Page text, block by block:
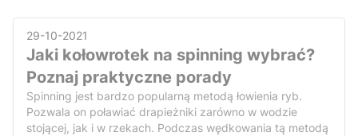
29-10-2021
Jaki kołowrotek na spinning wybrać?
Poznaj praktyczne porady
Spinning jest bardzo popularną metodą łowienia ryb.
Pozwala on poławiać drapieżniki zarówno w wodzie
stojącej, jak i w rzekach. Podczas wędkowania tą metodą